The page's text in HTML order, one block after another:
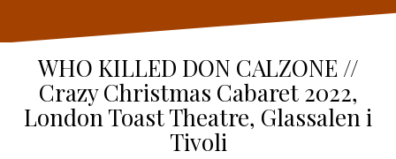
WHO KILLED DON CALZONE //
Crazy Christmas Cabaret 2022,
London Toast Theatre, Glassalen i
Tivoli